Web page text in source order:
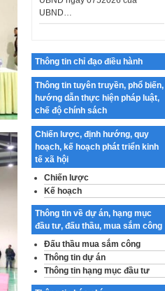
Ban hành Danh mục vị trí khai
thác quảng cáo trên địa bàn
Kế hoạch Tổ chức Cuộc thi
chính luận về bảo vệ nền tảng tư
tưởng của Đảng…
Công bố công khai dự toán kinh
phí xây dựng pháp luật, hoàn
thiện thể chế, chính…
Quy định về nghiên cứu, ứng
dụng khoa học, công nghệ, đổi
mới sáng tạo và chuyển…
Quy định chi tiết và hướng dẫn
thi hành một số điều của Luật Lý
lịch tư…
Sửa đổi, bổ sung một số nội
dung tại Nghị quyết số 30/NQ-
CP ngày 24 tháng 02…
Ban hành Chương trình hành
Thông tin chỉ đạo điều hành
Thông tin tuyên truyền, phổ biến,
hướng dẫn thực hiện pháp luật,
chế độ chính sách
Chiến lược, định hướng, quy
hoạch, kế hoạch phát triển kinh
tế xã hội
Chiến lược
Kế hoạch
Thông tin về dự án, hạng mục
đầu tư, đấu thầu, mua sắm công
Đấu thầu mua sắm công
Thông tin dự án
Thông tin hạng mục đầu tư